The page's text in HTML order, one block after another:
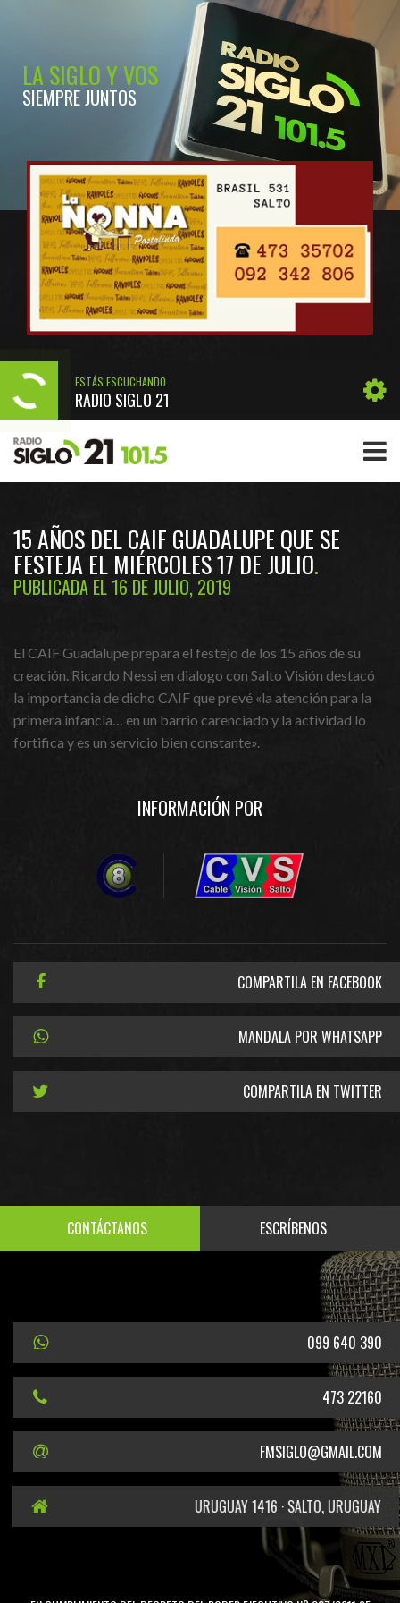
LA SIGLO Y VOS
SIEMPRE JUNTOS
ESTÁS ESCUCHANDO
RADIO SIGLO 21
15 AÑOS DEL CAIF GUADALUPE QUE SE
FESTEJA EL MIÉRCOLES 17 DE JULIO
PUBLICADA EL 16 DE JULIO, 2019
El CAIF Guadalupe prepara el festejo de los 15 años de su
creación. Ricardo Nessi en dialogo con Salto Visión destacó
la importancia de dicho CAIF que prevé «la atención para la
primera infancia… en un barrio carenciado y la actividad lo
fortifica y es un servicio bien constante».
INFORMACIÓN POR
COMPARTILA EN FACEBOOK
MANDALA POR WHATSAPP
COMPARTILA EN TWITTER
CONTÁCTANOS ESCRÍBENOS
099 640 390
473 22160
FMSIGLO@GMAIL.COM
URUGUAY 1416 · SALTO, URUGUAY